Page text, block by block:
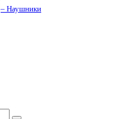
– Наушники